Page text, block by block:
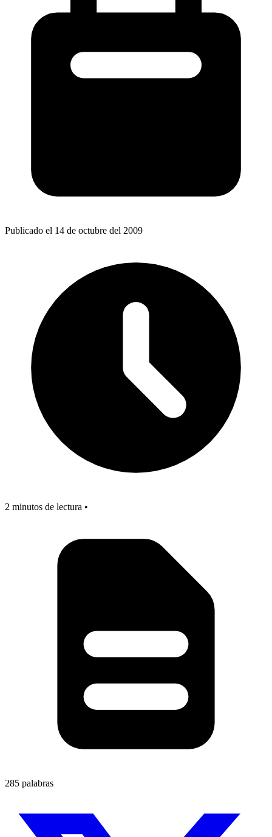
Publicado el 14 de octubre del 2009
2 minutos de lectura •
285 palabras